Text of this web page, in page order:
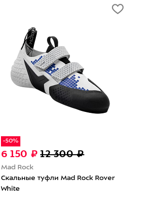
-50%
6 150 ₽ 12 300 ₽
Mad Rock
Скальные туфли Mad Rock Rover
White